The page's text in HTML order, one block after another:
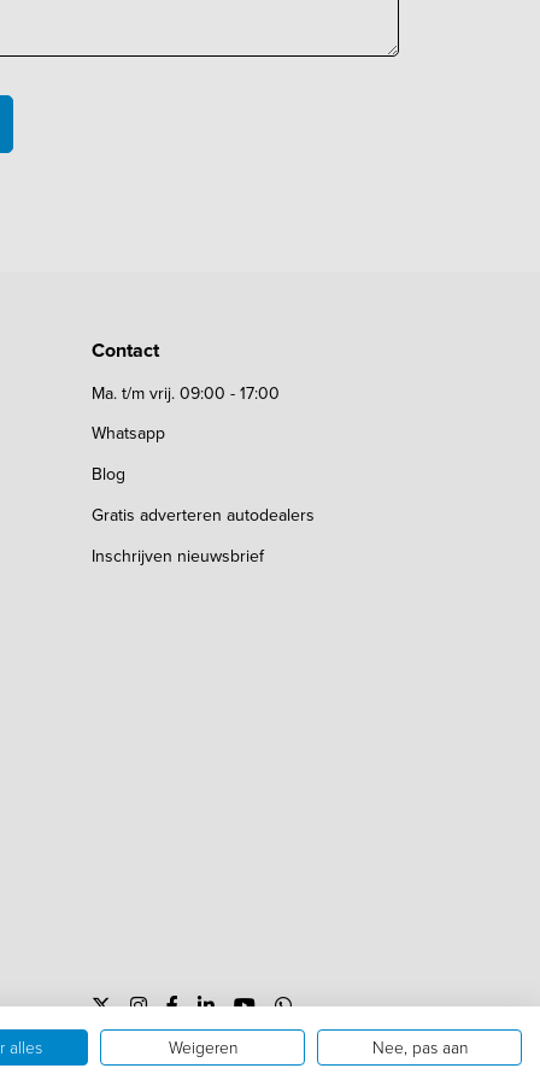
Contact
Ma. t/m vrij. 09:00 - 17:00
Whatsapp
Blog
Gratis adverteren autodealers
Inschrijven nieuwsbrief
alles Weigeren Nee, pas aan